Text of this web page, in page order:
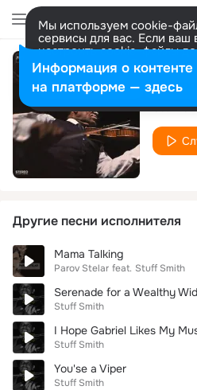
Мы используем cookie-
сервисы для вас. Если ваш
настроить cookie-файлы
представитель. Больше
Разрешить все Ain't
Stuff
Другие песни исполнителя
Mama Talking
Parov Stelar feat. Stuff Smith
Serenade for a Wealthy
Stuff Smith
I Hope Gabriel Likes My
Stuff Smith
You'se a Viper
Stuff Smith
Информация о контенте
на платформе — здесь